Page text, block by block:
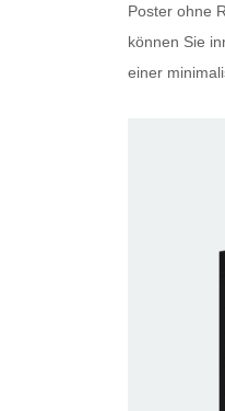
Poster ohne
können Sie
einer